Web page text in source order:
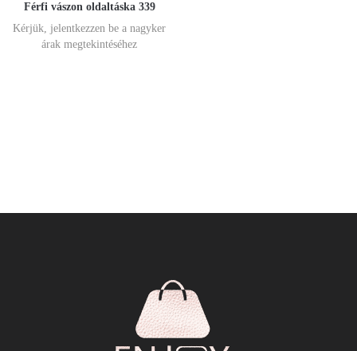
Férfi vászon oldaltáska 339
Kérjük, jelentkezzen be a nagyker
árak megtekintéséhez